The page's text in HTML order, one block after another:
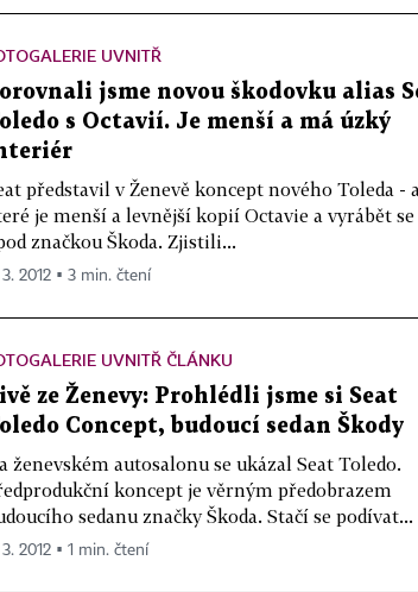
UVNITŘ
jsme novou škodovku alias
s Octavií. Je menší a má úzký
představil v Ženevě koncept nového Toleda -
je menší a levnější kopií Octavie a vyrábět se
značkou Škoda. Zjistili...
2012 ▪ 3 min. čtení
UVNITŘ ČLÁNKU
ze Ženevy: Prohlédli jsme si Seat
Concept, budoucí sedan Škody
ženevském autosalonu se ukázal Seat Toledo.
koncept je věrným předobrazem
sedanu značky Škoda. Stačí se podívat...
2012 ▪ 1 min. čtení